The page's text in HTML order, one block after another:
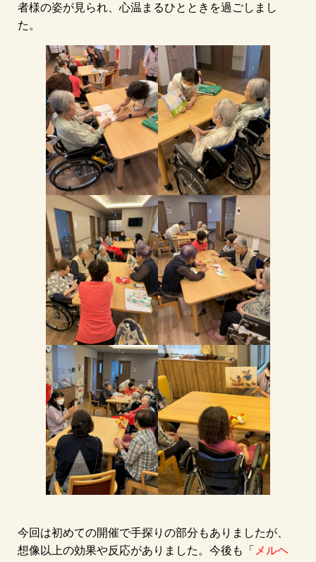
者様の姿が見られ、心温まるひとときを過ごしまし
た。
今回は初めての開催で手探りの部分もありましたが、
想像以上の効果や反応がありました。今後も「 メルヘ